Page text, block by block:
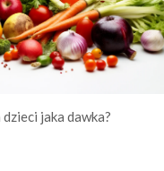
jaka dawka?